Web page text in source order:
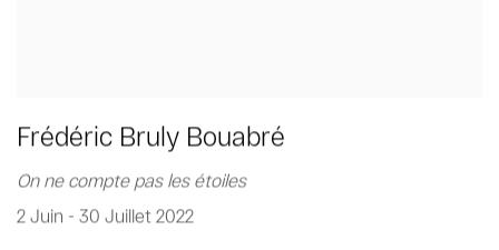
Frédéric Bruly Bouabré
On ne compte pas les étoiles
2 Juin - 30 Juillet 2022